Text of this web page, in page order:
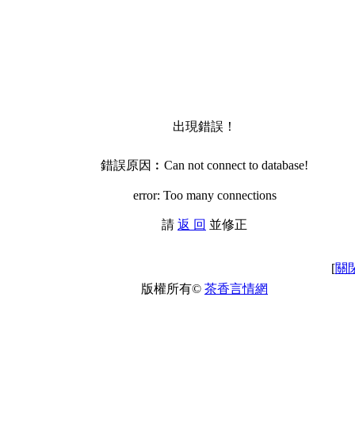
出現錯誤！
錯誤原因︰Can not connect to database!
error: Too many connections
請 返 回 並修正
[關
版權所有© 茶香言情網